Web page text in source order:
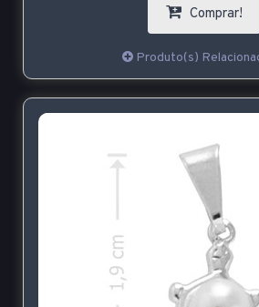
Comprar!
Produto(s)